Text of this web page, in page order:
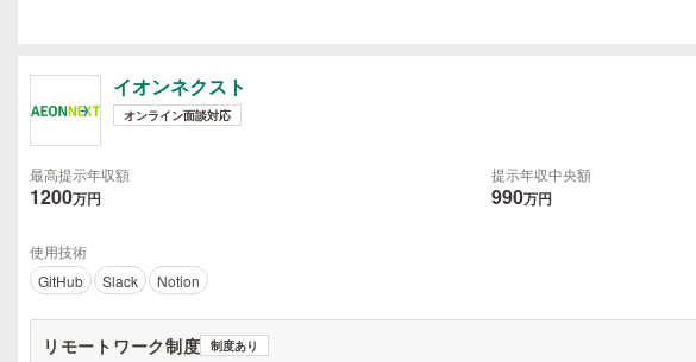
イオンネクスト
オンライン面談対応
最高提示年収額
1200万円
提示年収中央額
990万円
使用技術
GitHub
Slack Notion
リモートワーク制度 制度あり